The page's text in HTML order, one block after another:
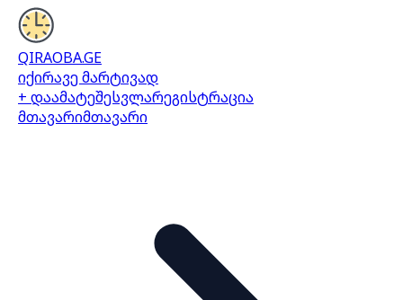
QIRAOBA.GE
იქირავე მარტივად
+ დაამატეშესვლარეგისტრაცია
მთავარიმთავარი